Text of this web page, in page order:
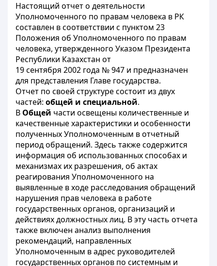
Настоящий отчет о деятельности
Уполномоченного по правам человека в РК
составлен в соответствии с пунктом 23
Положения об Уполномоченного по правам
человека, утвержденного Указом Президента
Республики Казахстан от
19 сентября 2002 года № 947 и предназначен
для представления Главе государства.
Отчет по своей структуре состоит из двух
частей: общей и специальной.
В Общей части освещены количественные и
качественные характеристики и особенности
полученных Уполномоченным в отчетный
период обращений. Здесь также содержится
информация об использованных способах и
механизмах их разрешения, об актах
реагирования Уполномоченного на
выявленные в ходе расследования обращений
нарушения прав человека в работе
государственных органов, организаций и
действиях должностных лиц. В эту часть отчета
также включен анализ выполнения
рекомендаций, направленных
Уполномоченным в адрес руководителей
государственных органов по системным и